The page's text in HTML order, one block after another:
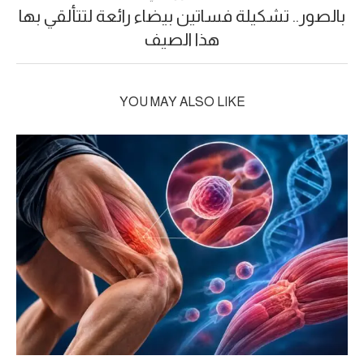
بالصور.. تشكيلة فساتين بيضاء رائعة لتتألقي بها
هذا الصيف
YOU MAY ALSO LIKE